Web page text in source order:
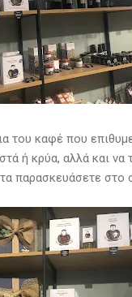
του καφέ που
ή κρύα, αλλά και να
παρασκευάσετε στο